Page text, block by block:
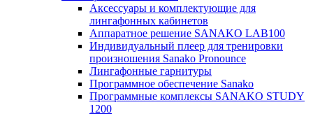
Аксессуары и комплектующие для
лингафонных кабинетов
Аппаратное решение SANAKO LAB100
Индивидуальный плеер для тренировки
произношения Sanako Pronounce
Лингафонные гарнитуры
Программное обеспечение Sanako
Программные комплексы SANAKO STUDY
1200